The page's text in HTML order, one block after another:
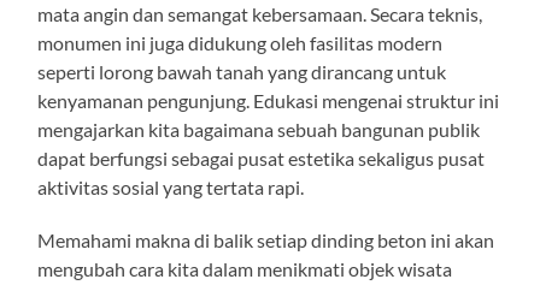
mata angin dan semangat kebersamaan. Secara teknis,
monumen ini juga didukung oleh fasilitas modern
seperti lorong bawah tanah yang dirancang untuk
kenyamanan pengunjung. Edukasi mengenai struktur ini
mengajarkan kita bagaimana sebuah bangunan publik
dapat berfungsi sebagai pusat estetika sekaligus pusat
aktivitas sosial yang tertata rapi.
Memahami makna di balik setiap dinding beton ini akan
mengubah cara kita dalam menikmati objek wisata